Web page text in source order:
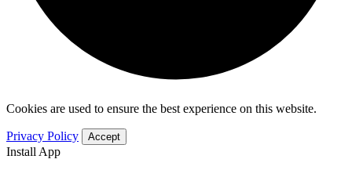
Cookies are used to ensure the best experience on this website.
Privacy Policy Accept
Install App